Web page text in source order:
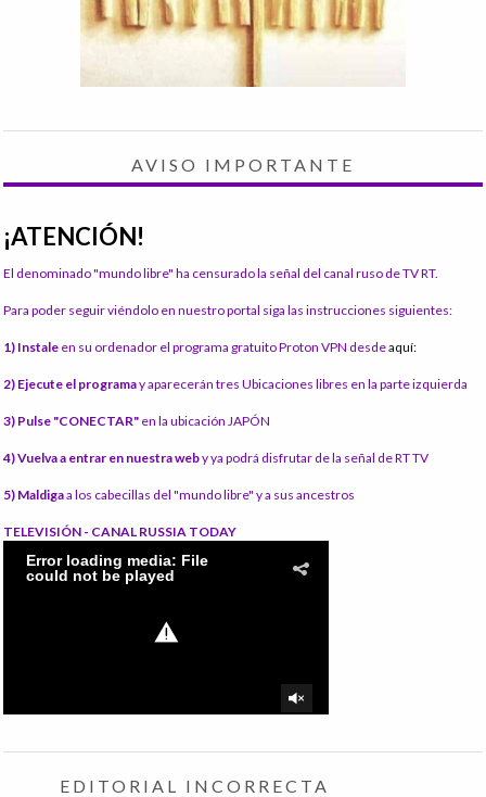
AVISO IMPORTANTE
¡ATENCIÓN!
El denominado "mundo libre" ha censurado la señal del canal ruso de TV RT.
Para poder seguir viéndolo en nuestro portal siga las instrucciones siguientes:
1) Instale en su ordenador el programa gratuito Proton VPN desdeaquí:
2) Ejecute el programay aparecerán tres Ubicaciones libres en la parte izquierda
3) Pulse "CONECTAR" en la ubicación JAPÓN
4) Vuelva a entrar en nuestra weby ya podrá disfrutar de la señal de RT TV
5) Maldigaa los cabecillas del "mundo libre" y a sus ancestros
TELEVISIÓN - CANAL RUSSIA TODAY
EDITORIAL INCORRECTA